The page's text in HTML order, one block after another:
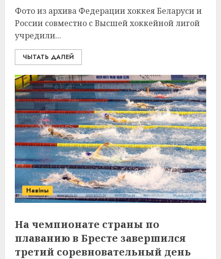
Фото из архива Федерации хоккея Беларуси и
России совместно с Высшей хоккейной лигой
учредили...
ЧЫТАТЬ ДАЛЕЙ
Навіны
На чемпионате страны по
плаванию в Бресте завершился
третий соревновательный день